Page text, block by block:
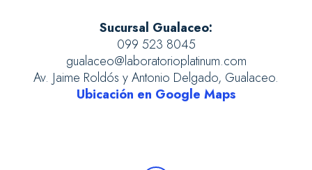
Sucursal Gualaceo:
099 523 8045
gualaceo@laboratorioplatinum.com
Av. Jaime Roldós y Antonio Delgado, Gualaceo.
Ubicación en Google Maps